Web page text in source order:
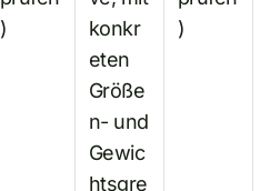
)
konkr
eten
Größe
n- und
Gewic
htsgre
)